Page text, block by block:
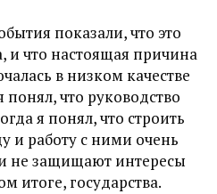
показали, что это
и что настоящая причина
в низком качестве
что руководство
я понял, что строить
и работу с ними очень
не защищают интересы
итоге, государства.